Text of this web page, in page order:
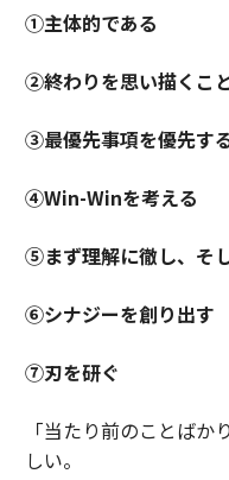
①主体的である
②終わりを思い描くこ
③最優先事項を優先す
④Win-Winを考える
⑤まず理解に徹し、そ
⑥シナジーを創り出す
⑦刃を研ぐ
「当たり前のことばか
しい。